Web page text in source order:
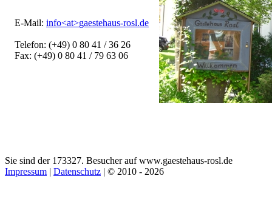
E-Mail: info˂at˃gaestehaus-rosl.de
Telefon: (+49) 0 80 41 / 36 26
Fax: (+49) 0 80 41 / 79 63 06
Sie sind der 173327. Besucher auf www.gaestehaus-rosl.de
Impressum | Datenschutz | © 2010 - 2026